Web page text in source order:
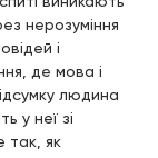
нерозуміння
і
де мова і
людина
у неї зі
як